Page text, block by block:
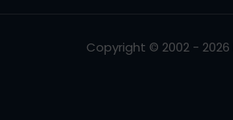
Copyright © 2002 -